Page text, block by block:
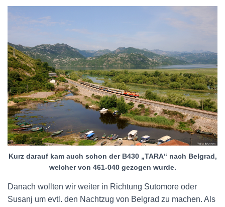
Kurz darauf kam auch schon der B430 „TARA“ nach Belgrad,
welcher von 461-040 gezogen wurde.
Danach wollten wir weiter in Richtung Sutomore oder
Susanj um evtl. den Nachtzug von Belgrad zu machen. Als